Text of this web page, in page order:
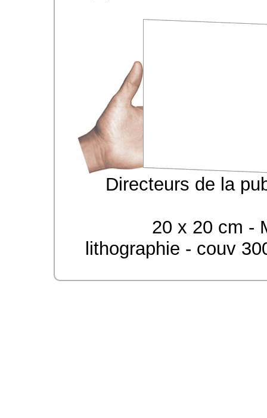
Directeurs de la
20 x 20 cm -
lithographie - couv